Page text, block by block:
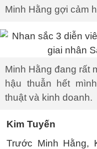
Minh Hằng gợi cảm
Minh Hằng đang rất
hậu thuẫn hết
thuật và kinh doanh.
Kim Tuyến
Trước Minh Hằng,